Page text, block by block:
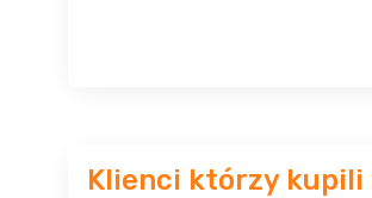
Klienci którzy